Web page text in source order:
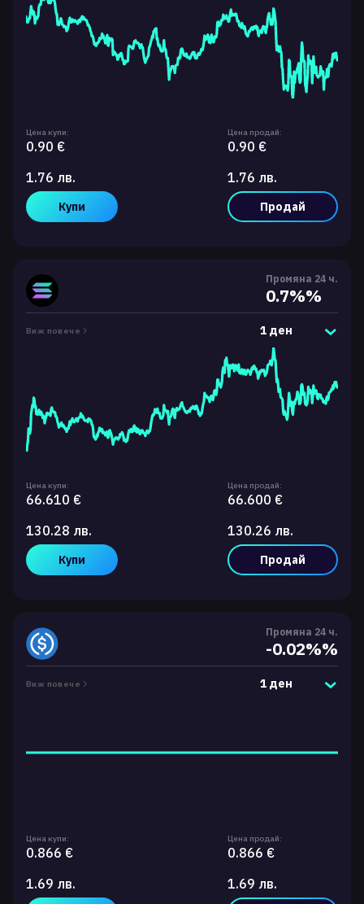
Цена купи:
0.90 €
1.76 лв.
Купи
Цена продай:
0.90 €
1.76 лв.
Продай
Промяна 24 ч.
0.7%%
Виж повече 1 ден
Цена купи:
66.610 €
130.28 лв.
Купи
Цена продай:
66.600 €
130.26 лв.
Продай
Промяна 24 ч.
-0.02%%
Виж повече 1 ден
Цена купи:
0.866 €
1.69 лв.
Цена продай:
0.866 €
1.69 лв.